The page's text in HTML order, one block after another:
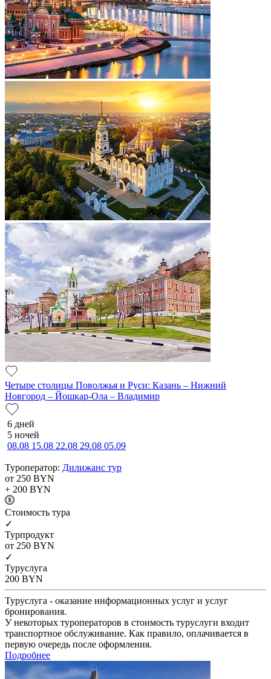
Четыре столицы Поволжья и Руси: Казань – Нижний
Новгород – Йошкар-Ола – Владимир
6 дней
5 ночей
08.08 15.08 22.08 29.08 05.09
Туроператор: Дилижанс тур
от 250 BYN
+ 200 BYN
Cтоимость тура
✓
Турпродукт
от 250 BYN
✓
Туруслуга
200 BYN
Туруслуга - оказание информационных услуг и услуг
бронирования.
У некоторых туроператоров в стоимость туруслуги входит
транспортное обслуживание. Как правило, оплачивается в
первую очередь после оформления.
Подробнее